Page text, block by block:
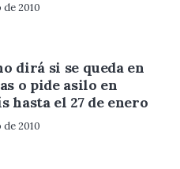
de 2010
dirá si se queda en
o pide asilo en
hasta el 27 de enero
de 2010